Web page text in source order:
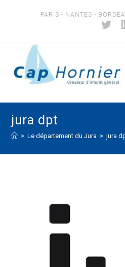
PARIS - NANTES -
jura dpt
> Le département du Jura > jura